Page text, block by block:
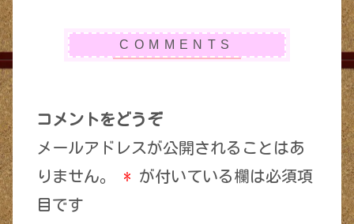
コメントをどうぞ
メールアドレスが公開されることはあ
りません。
* が付いている欄は必須項
目です